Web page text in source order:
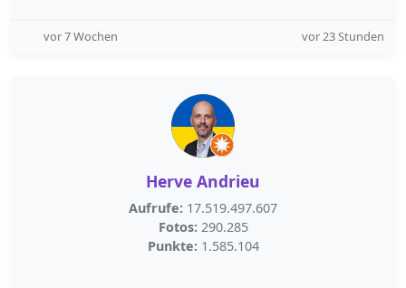
vor 7 Wochen vor 23 Stunden
Herve Andrieu
Aufrufe: 17.519.497.607
Fotos: 290.285
Punkte: 1.585.104